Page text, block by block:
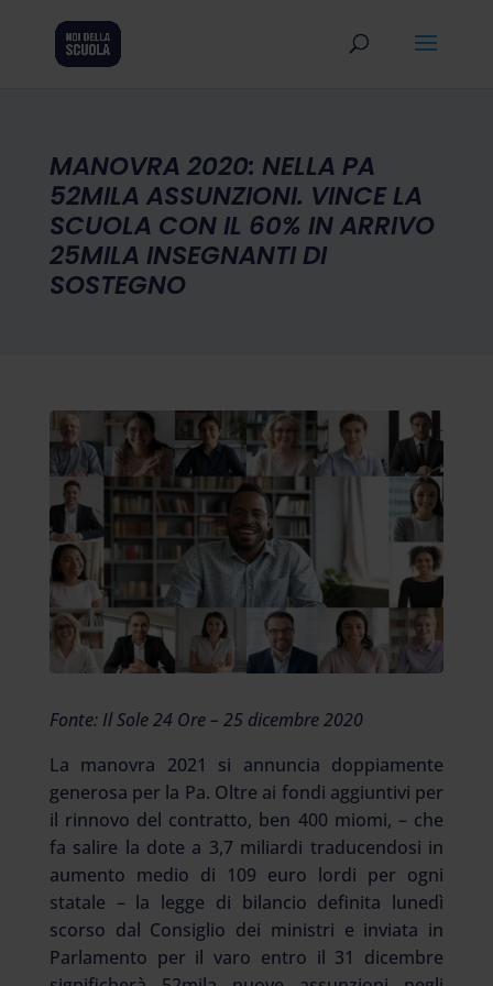
MANOVRA 2020: NELLA PA
52MILA ASSUNZIONI. VINCE LA
SCUOLA CON IL 60% IN ARRIVO
25MILA INSEGNANTI DI
SOSTEGNO
Fonte: Il Sole 24 Ore – 25 dicembre 2020
La manovra 2021 si annuncia doppiamente
generosa per la Pa. Oltre ai fondi aggiuntivi per
il rinnovo del contratto, ben 400 miomi, – che
fa salire la dote a 3,7 miliardi traducendosi in
aumento medio di 109 euro lordi per ogni
statale – la legge di bilancio definita lunedì
scorso dal Consiglio dei ministri e inviata in
Parlamento per il varo entro il 31 dicembre